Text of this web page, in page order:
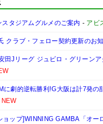
スタジアムグルメのご案内 - アビ
クラブ・フェロー契約更新のお
田Jリーグ ジュビロ・グリーン
に劇的逆転勝利!G大阪は計7発
NEW
ョップ]WINNING GAMBA「オ